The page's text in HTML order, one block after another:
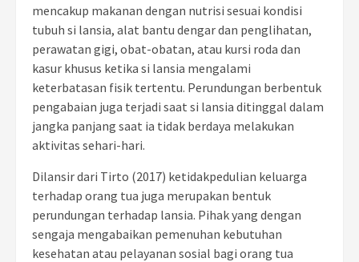
mencakup makanan dengan nutrisi sesuai kondisi
tubuh si lansia, alat bantu dengar dan penglihatan,
perawatan gigi, obat-obatan, atau kursi roda dan
kasur khusus ketika si lansia mengalami
keterbatasan fisik tertentu. Perundungan berbentuk
pengabaian juga terjadi saat si lansia ditinggal dalam
jangka panjang saat ia tidak berdaya melakukan
aktivitas sehari-hari.
Dilansir dari Tirto (2017) ketidakpedulian keluarga
terhadap orang tua juga merupakan bentuk
perundungan terhadap lansia. Pihak yang dengan
sengaja mengabaikan pemenuhan kebutuhan
kesehatan atau pelayanan sosial bagi orang tua